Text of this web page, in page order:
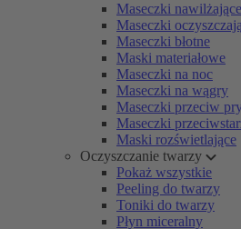
Maseczki nawilżające
Maseczki
Maseczki błotne
Maski materiałowe
Maseczki na noc
Maseczki na wągry
Maseczki przeciw
Maseczki
Maski rozświetlające
Oczyszczanie twarzy
Pokaż wszystkie
Peeling do twarzy
Toniki do twarzy
Płyn miceralny